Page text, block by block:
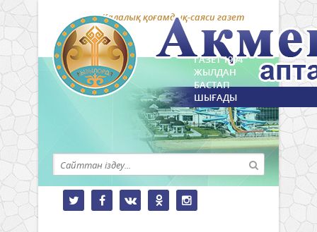
Қалалық қоғамдық-саяси газет
ГАЗЕТ 1994
ЖЫЛДАН
БАСТАП
ШЫҒАДЫ